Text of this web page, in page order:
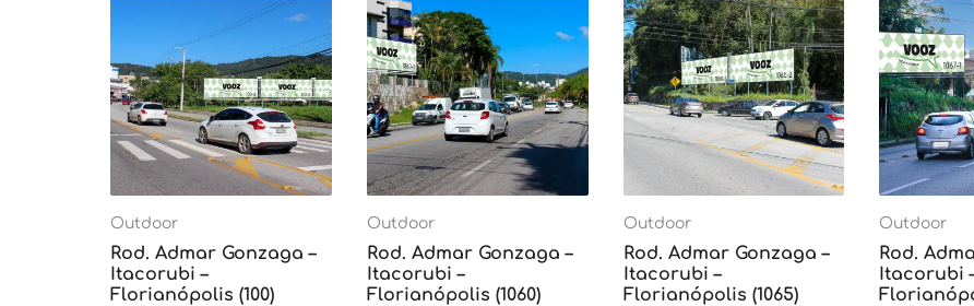
Outdoor
Rod. Admar Gonzaga –
Itacorubi –
Florianópolis (100)
Outdoor
Rod. Admar Gonzaga –
Itacorubi –
Florianópolis (1060)
Outdoor
Rod. Admar Gonzaga –
Itacorubi –
Florianópolis (1065)
Outdoor
Rod.
Itacorubi